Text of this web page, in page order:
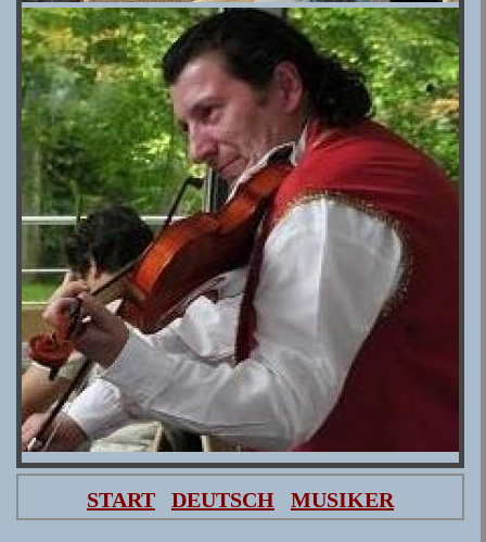
START DEUTSCH MUSIKER